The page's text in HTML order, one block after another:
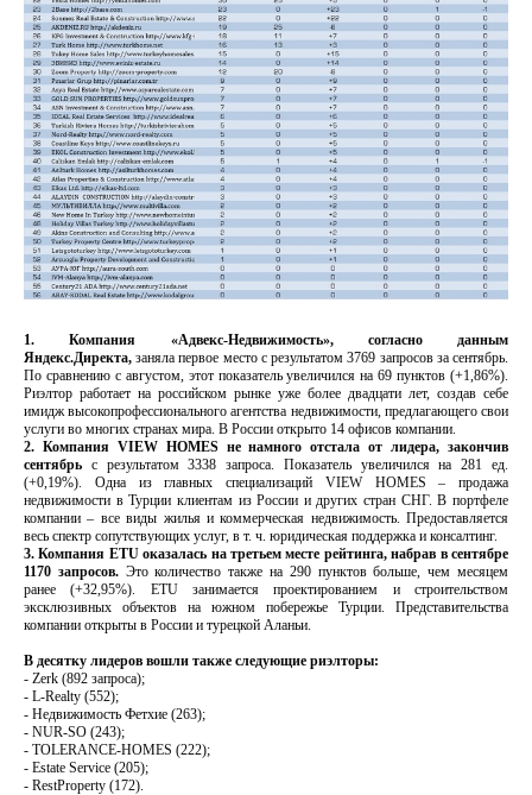
1. Компания «Адвекс-Недвижимость», согласно данным
Яндекс.Директа, заняла первое место с результатом 3769 запросов за сентябрь.
По сравнению с августом, этот показатель увеличился на 69 пунктов (+1,86%).
Риэлтор работает на российском рынке уже более двадцати лет, создав себе
имидж высокопрофессионального агентства недвижимости, предлагающего свои
услуги во многих странах мира. В России открыто 14 офисов компании.
2. Компания VIEW HOMES не намного отстала от лидера, закончив
сентябрь с результатом 3338 запроса. Показатель увеличился на 281 ед.
(+0,19%). Одна из главных специализаций VIEW HOMES – продажа
недвижимости в Турции клиентам из России и других стран СНГ. В портфеле
компании – все виды жилья и коммерческая недвижимость. Предоставляется
весь спектр сопутствующих услуг, в т. ч. юридическая поддержка и консалтинг.
3. Компания ETU оказалась на третьем месте рейтинга, набрав в сентябре
1170 запросов. Это количество также на 290 пунктов больше, чем месяцем
ранее (+32,95%). ETU занимается проектированием и строительством
эксклюзивных объектов на южном побережье Турции. Представительства
компании открыты в России и турецкой Аланьи.
В десятку лидеров вошли также следующие риэлторы:
- Zerk (892 запроса);
- L-Realty (552);
- Недвижимость Фетхие (263);
- NUR-SO (243);
- TOLERANCE-HOMES (222);
- Estate Service (205);
- RestProperty (172).